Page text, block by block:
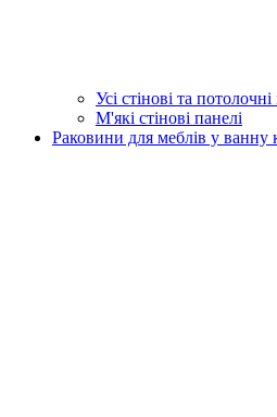
Усі стінові та потолочні
М'які стінові панелі
Раковини для меблів у ванну